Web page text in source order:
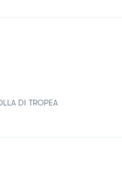
DI TROPEA